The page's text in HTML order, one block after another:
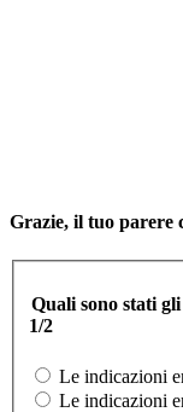
Grazie, il tuo parere
Quali sono stati
1/2
Le indicazioni
Le indicazioni